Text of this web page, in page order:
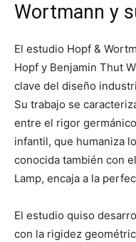
Wortmann y
El estudio Hopf &
Hopf y Benjamin Thut
clave del diseño
Su trabajo se
entre el rigor
infantil, que humaniza
conocida también con
Lamp, encaja a la
El estudio quiso
con la rigidez